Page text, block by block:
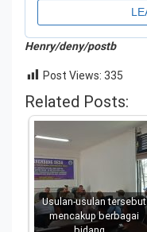
Henry/deny/postb
Post Views: 335
Related Posts:
Usulan-usulan tersebut
mencakup berbagai